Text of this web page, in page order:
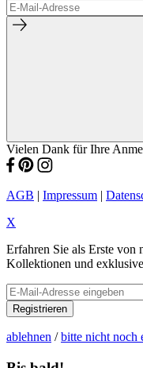
Vielen Dank für Ihre
AGB Impressum
X
Erfahren Sie als Erste von
Kollektionen und
Registrieren
ablehnen /bitte nicht noch